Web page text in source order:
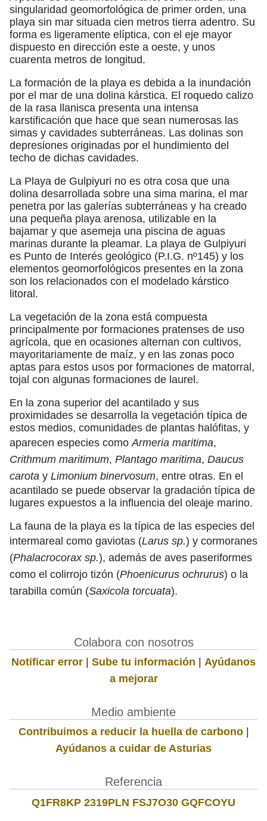
singularidad geomorfológica de primer orden, una
playa sin mar situada cien metros tierra adentro. Su
forma es ligeramente elíptica, con el eje mayor
dispuesto en dirección este a oeste, y unos
cuarenta metros de longitud.
La formación de la playa es debida a la inundación
por el mar de una dolina kárstica. El roquedo calizo
de la rasa llanisca presenta una intensa
karstificación que hace que sean numerosas las
simas y cavidades subterráneas. Las dolinas son
depresiones originadas por el hundimiento del
techo de dichas cavidades.
La Playa de Gulpiyuri no es otra cosa que una
dolina desarrollada sobre una sima marina, el mar
penetra por las galerías subterráneas y ha creado
una pequeña playa arenosa, utilizable en la
bajamar y que asemeja una piscina de aguas
marinas durante la pleamar. La playa de Gulpiyuri
es Punto de Interés geológico (P.I.G. nº145) y los
elementos geomorfológicos presentes en la zona
son los relacionados con el modelado kárstico
litoral.
La vegetación de la zona está compuesta
principalmente por formaciones pratenses de uso
agrícola, que en ocasiones alternan con cultivos,
mayoritariamente de maíz, y en las zonas poco
aptas para estos usos por formaciones de matorral,
tojal con algunas formaciones de laurel.
En la zona superior del acantilado y sus
proximidades se desarrolla la vegetación típica de
estos medios, comunidades de plantas halófitas, y
aparecen especies como Armeria maritima,
Crithmum maritimum, Plantago maritima, Daucus
carota y Limonium binervosum, entre otras. En el
acantilado se puede observar la gradación típica de
lugares expuestos a la influencia del oleaje marino.
La fauna de la playa es la típica de las especies del
intermareal como gaviotas (Larus sp.) y cormoranes
(Phalacrocorax sp.), además de aves paseriformes
como el colirrojo tizón (Phoenicurus ochrurus) o la
tarabilla común (Saxicola torcuata).
Colabora con nosotros
Notificar error | Sube tu información | Ayúdanos
a mejorar
Medio ambiente
Contribuimos a reducir la huella de carbono|
Ayúdanos a cuidar de Asturias
Referencia
Q1FR8KP 2319PLN FSJ7O30 GQFCOYU